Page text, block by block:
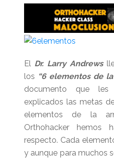
El Dr. Larry Andrews
los “6 elementos de
documento que
explicados las metas
elementos de la
Orthohacker hemos
respecto. Cada
y aunque para muchos